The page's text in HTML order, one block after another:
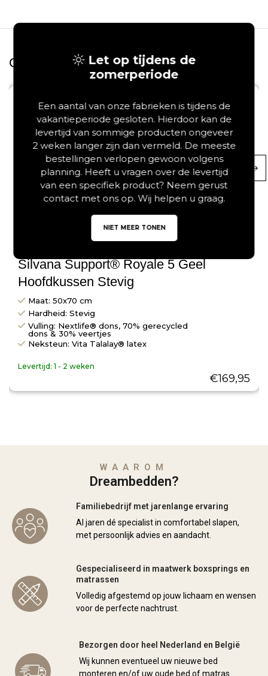
Gerelateerde producten
Silvana Support® Royale 5 Geel
Hoofdkussen Stevig
Maat: 50x70 cm
Hardheid: Stevig
Vulling: Nextlife® dons, 70% gerecycled
dons & 30% veertjes
Neksteun: Vita Talalay® latex
€169,95
Levertijd: 1 - 2 weken
WAAROM
Dreambedden?
Familiebedrijf met jarenlange ervaring
Al jaren dé specialist in comfortabel slapen,
met persoonlijk advies en aandacht.
Gespecialiseerd in maatwerk boxsprings en
matrassen
Volledig afgestemd op jouw lichaam en wensen
voor de perfecte nachtrust.
Bezorgen door heel Nederland en België
Wij kunnen eventueel uw nieuwe bed
monteren en/of uw oude bed of matras
Let op tijdens de
zomerperiode
Een aantal van onze fabrieken is tijdens de
vakantieperiode gesloten. Hierdoor kan de
levertijd van sommige producten ongeveer
2 weken langer zijn dan vermeld. De meeste
bestellingen verlopen gewoon volgens
planning. Heeft u vragen over de levertijd
van een specifiek product? Neem gerust
contact met ons op. Wij helpen u graag.
NIET MEER TONEN